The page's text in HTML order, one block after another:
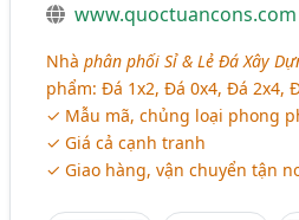
www.quoctuancons.com
Nhàphân phối Sỉ & Lẻ Đá Xây
phẩm: Đá 1x2, Đá 0x4, Đá 2x4,
✓ Mẫu mã, chủng loại phong
✓ Giá cả cạnh tranh
✓ Giao hàng, vận chuyển tận